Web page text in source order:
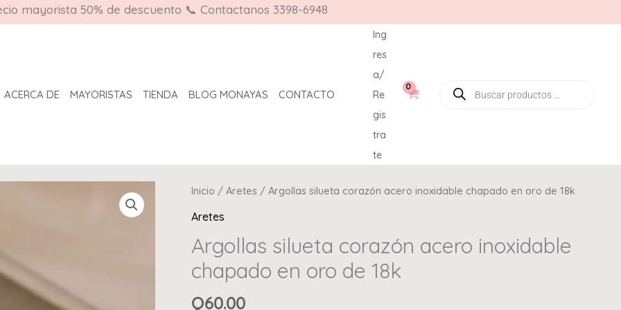
mayorista 50% de descuento 📞 Contactanos 3398-6948
ACERCA DE MAYORISTAS TIENDA BLOG MONAYAS CONTACTO
Ing
res
a/
Re
gis
tra
te
Inicio /Aretes / Argollas silueta corazón acero inoxidable chapado en oro de 18k
Aretes
Argollas silueta corazón acero inoxidable
chapado en oro de 18k
Q60.00
Argollas
silueta
acero
inoxidable
en